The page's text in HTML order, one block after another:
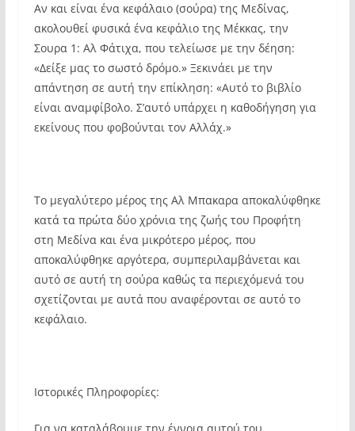
Αν και είναι ένα κεφάλαιο (σούρα) της Μεδίνας,
ακολουθεί φυσικά ένα κεφάλιο της Μέκκας, την
Σουρα 1: Αλ Φάτιχα, που τελείωσε με την δέηση:
«Δείξε μας το σωστό δρόμο.» Ξεκινάει με την
απάντηση σε αυτή την επίκληση: «Αυτό το βιβλίο
είναι αναμφίβολο. Σ’αυτό υπάρχει η καθοδήγηση για
εκείνους που φοβούνται τον Αλλάχ.»
Το μεγαλύτερο μέρος της Αλ Μπακαρα αποκαλύφθηκε
κατά τα πρώτα δύο χρόνια της ζωής του Προφήτη
στη Μεδίνα και ένα μικρότερο μέρος, που
αποκαλύφθηκε αργότερα, συμπεριλαμβάνεται και
αυτό σε αυτή τη σούρα καθώς τα περιεχόμενά του
σχετίζονται με αυτά που αναφέρονται σε αυτό το
κεφάλαιο.
Ιστορικές Πληροφορίες: